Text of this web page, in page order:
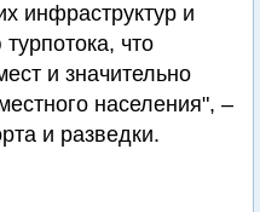
инфраструктур и
что
и значительно
населения", –
и разведки.